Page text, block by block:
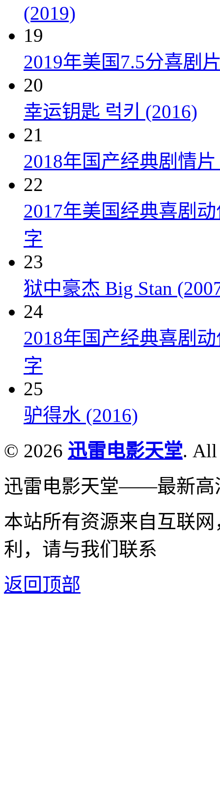
(2019)
19
2019年美国7.5分喜剧
20
幸运钥匙 럭키 (2016)
21
2018年国产经典剧情
22
2017年美国经典喜剧
字
23
狱中豪杰 Big Stan
24
2018年国产经典喜剧
字
25
驴得水 (2016)
© 2026 迅雷电影天堂. All
迅雷电影天堂——最新高
本站所有资源来自互联
利，请与我们联系
返回顶部